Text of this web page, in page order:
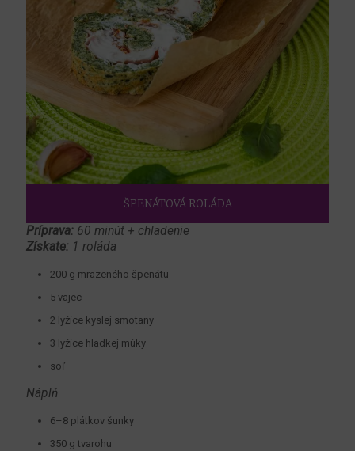
ŠPENÁTOVÁ ROLÁDA
Príprava: 60 minút + chladenie
Získate: 1 roláda
200 g mrazeného špenátu
5 vajec
2 lyžice kyslej smotany
3 lyžice hladkej múky
soľ
Náplň
6–8 plátkov šunky
350 g tvarohu